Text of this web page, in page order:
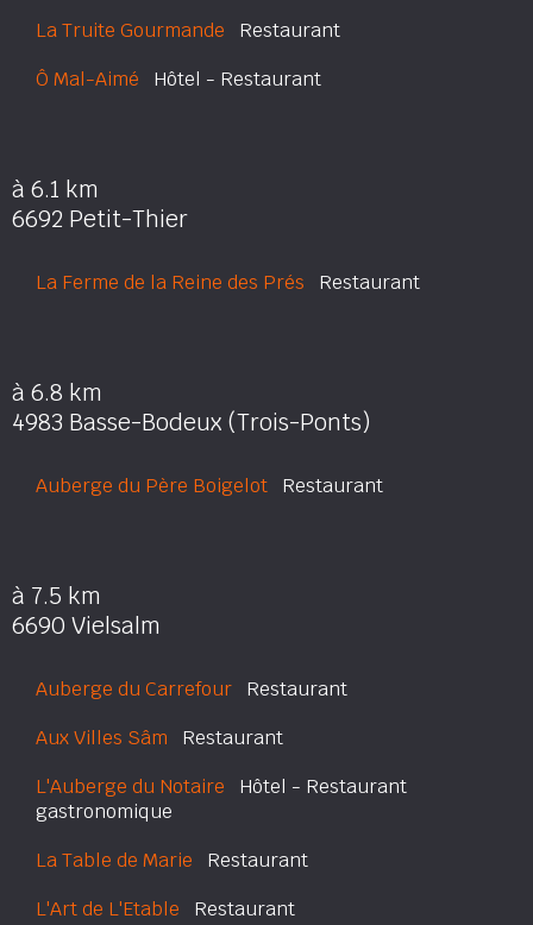
La Truite Gourmande Restaurant
Ô Mal-Aimé Hôtel - Restaurant
à 6.1 km
6692 Petit-Thier
La Ferme de la Reine des Prés Restaurant
à 6.8 km
4983 Basse-Bodeux (Trois-Ponts)
Auberge du Père Boigelot Restaurant
à 7.5 km
6690 Vielsalm
Auberge du Carrefour Restaurant
Aux Villes Sâm Restaurant
L'Auberge du Notaire Hôtel - Restaurant
gastronomique
La Table de Marie Restaurant
L'Art de L'Etable Restaurant